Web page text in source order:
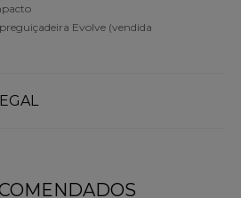
Evolve (vendida